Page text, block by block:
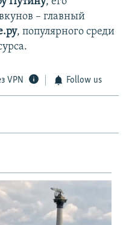
– главный
, популярного среди
VPN Follow us